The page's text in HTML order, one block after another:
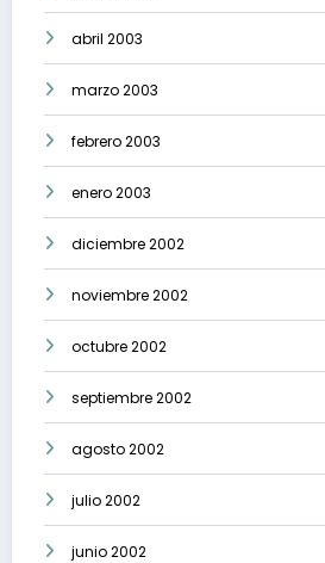
abril 2003
marzo 2003
febrero 2003
enero 2003
diciembre 2002
noviembre 2002
octubre 2002
septiembre 2002
agosto 2002
julio 2002
junio 2002